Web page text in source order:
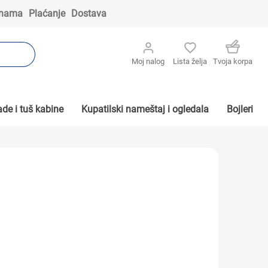
Plaćanje Dostava
Moj nalog Lista želja Tvoja korpa
i tuš kabine Kupatilski nameštaj i ogledala Bojleri